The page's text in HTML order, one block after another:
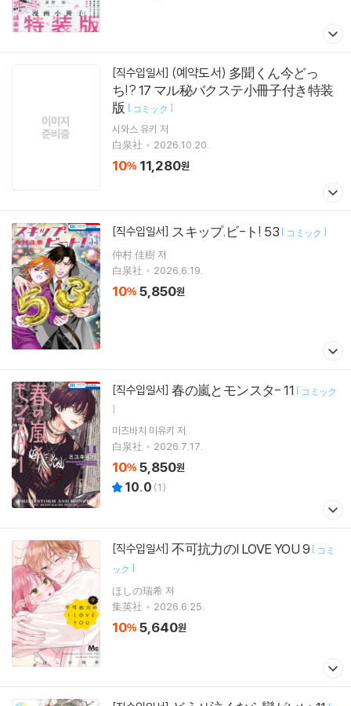
[직수입일서]
ち!? 17 マル秘バクステ小冊子付き特装
版 [ コミック ]
시와스 유키 저
白泉社
2026.10.20.
10% 11,280원
[직수입일서] スキップ.ビ-ト! 53 [ コミック ]
仲村 佳樹 저
白泉社
2026.6.19.
10% 5,850원
[직수입일서] 春の嵐とモンスタ- 11 [ コミック
]
미츠바치 미유키 저
白泉社
2026.7.17.
10% 5,850원
10.0 (1)
[직수입일서] 不可抗力のI LOVE YOU 9 [ コミ
ック ]
ほしの瑞希 저
集英社
2026.6.25.
10% 5,640원